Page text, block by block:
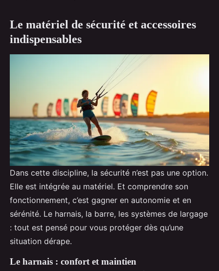
Le matériel de sécurité et accessoires
indispensables
Dans cette discipline, la sécurité n’est pas une option.
Elle est intégrée au matériel. Et comprendre son
fonctionnement, c’est gagner en autonomie et en
sérénité. Le harnais, la barre, les systèmes de largage
: tout est pensé pour vous protéger dès qu’une
situation dérape.
Le harnais : confort et maintien